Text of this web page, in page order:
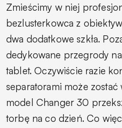
Zmieścimy w niej
bezlusterkowca z
dwa dodatkowe szkła.
dedykowane przegrody
tablet. Oczywiście razie
separatorami może zostać
model Changer 30
torbę na co dzień. Co